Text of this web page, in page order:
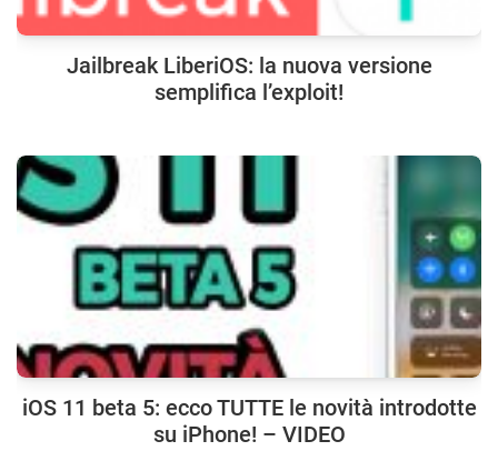
Jailbreak LiberiOS: la nuova versione
semplifica l’exploit!
iOS 11 beta 5: ecco TUTTE le novità introdotte
su iPhone! – VIDEO